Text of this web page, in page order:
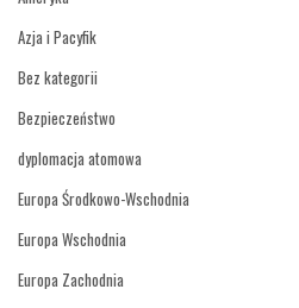
Azja i Pacyfik
Bez kategorii
Bezpieczeństwo
dyplomacja atomowa
Europa Środkowo-Wschodnia
Europa Wschodnia
Europa Zachodnia